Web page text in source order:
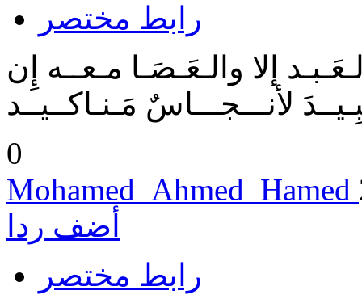
رابط مختصر
إلا والـعَـصَـا مـعــه إِن
لأنـــجـــاسٌ مَـنـاكــيــد
0
Mohamed_Ahmed_Hamed
أضف ردا
رابط مختصر